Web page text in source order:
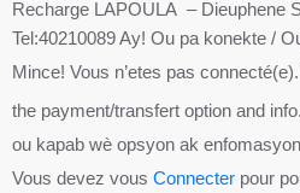
Recharge LAPOULA – Dieuphene
Tel:40210089 Ay! Ou pa konekte /
Mince! Vous n’etes pas
the payment/transfert option and
ou kapab wè opsyon ak
Vous devez vous Connecter pour